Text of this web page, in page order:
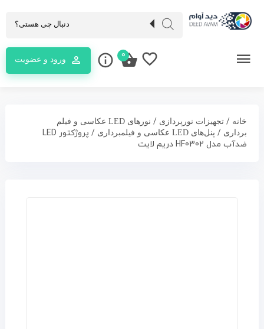
ورود و عضویت 0
خانه / تجهیزات نورپردازی /
نورهای LED عکاسی و فیلم
برداری / پنل‌های LED عکاسی و فیلمبرداری
/ پروژکتور LED
ضدآب مدل HF0302 دریم لایت